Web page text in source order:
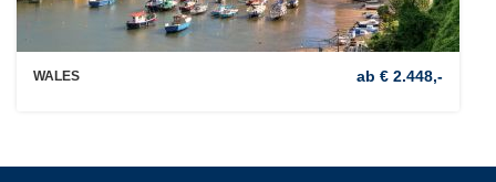
WALES ab € 2.448,-